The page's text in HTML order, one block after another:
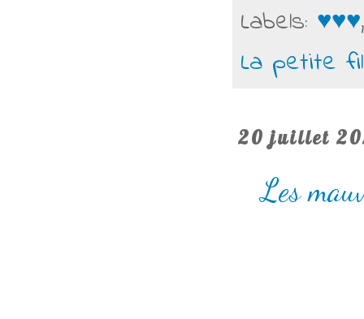
Labels: ♥♥♥
La petite
20 juillet
Les